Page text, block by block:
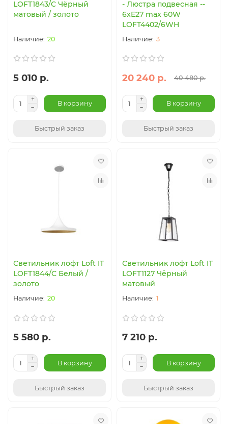
LOFT1843/C Чёрный
матовый / золото
20
5 010 р.
В корзину
Быстрый заказ
- Люстра подвесная --
6xE27 max 60W
LOFT4402/6WH
3
20 240 р. 40 480 р.
В корзину
Быстрый заказ
Светильник лофт Loft IT
LOFT1844/C Белый /
золото
20
5 580 р.
В корзину
Быстрый заказ
Светильник лофт Loft IT
LOFT1127 Чёрный
матовый
1
7 210 р.
В корзину
Быстрый заказ